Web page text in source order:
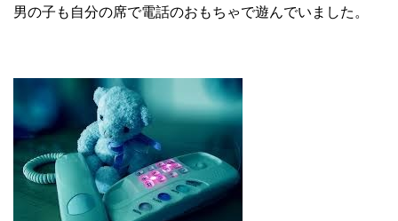
男の子も自分の席で電話のおもちゃで遊んでいました。